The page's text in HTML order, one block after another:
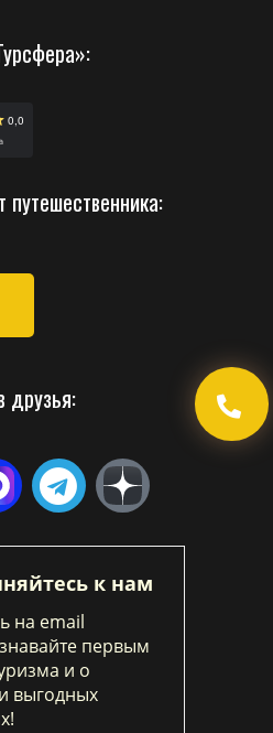
друзья:
к нам
на email
первым
и о
выгодных